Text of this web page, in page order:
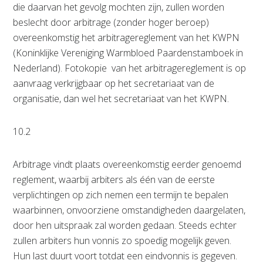
die daarvan het gevolg mochten zijn, zullen worden
beslecht door arbitrage (zonder hoger beroep)
overeenkomstig het arbitragereglement van het KWPN
(Koninklijke Vereniging Warmbloed Paardenstamboek in
Nederland). Fotokopie van het arbitragereglement is op
aanvraag verkrijgbaar op het secretariaat van de
organisatie, dan wel het secretariaat van het KWPN.
10.2
Arbitrage vindt plaats overeenkomstig eerder genoemd
reglement, waarbij arbiters als één van de eerste
verplichtingen op zich nemen een termijn te bepalen
waarbinnen, onvoorziene omstandigheden daargelaten,
door hen uitspraak zal worden gedaan. Steeds echter
zullen arbiters hun vonnis zo spoedig mogelijk geven.
Hun last duurt voort totdat een eindvonnis is gegeven.